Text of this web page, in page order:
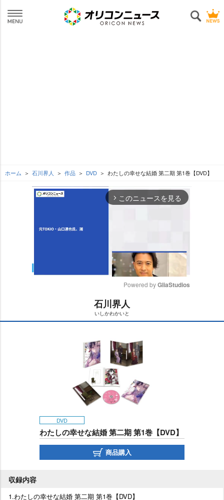
ホーム 石川界人 作品 DVD わたしの幸せな結婚 第二期 第1巻【DVD】
arrow_forward_ios このニュースを見る
t
Powered by GliaStudios
石川界人
いしかわかいと
DVD
わたしの幸せな結婚 第二期 第1巻【DVD】
商品購入
収録内容
1.わたしの幸せな結婚 第二期 第1巻【DVD】